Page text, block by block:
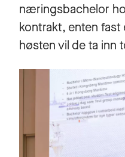
næringsbachelor
kontrakt, enten fast
høsten vil de ta inn